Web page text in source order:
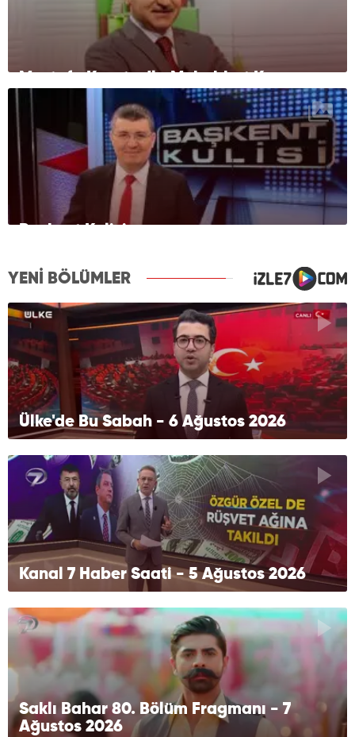
YENİ BÖLÜMLER
Ülke'de Bu Sabah - 6 Ağustos 2026
Kanal 7 Haber Saati - 5 Ağustos 2026
Saklı Bahar 80. Bölüm Fragmanı - 7
Ağustos 2026